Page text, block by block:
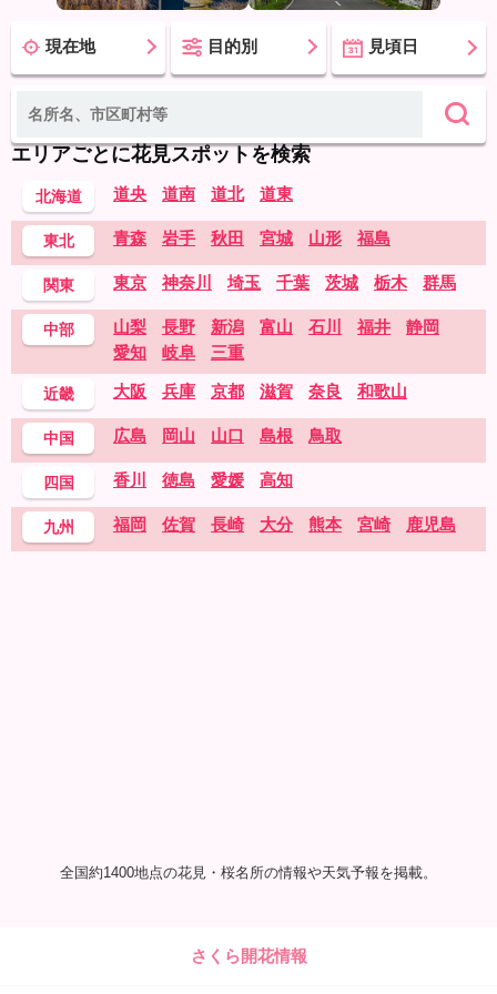
現在地 目的別 見頃日
エリアごとに花見スポットを検索
北海道 道央 道南 道北 道東
東北 青森 岩手 秋田 宮城 山形 福島
関東 東京 神奈川 埼玉 千葉 茨城 栃木 群馬
中部 山梨 長野 新潟 富山 石川 福井
静岡
愛知
岐阜 三重
近畿 大阪 兵庫 京都 滋賀 奈良 和歌山
中国 広島 岡山 山口 島根 鳥取
四国 香川 徳島 愛媛 高知
九州 福岡 佐賀 長崎 大分 熊本 宮崎 鹿児島
全国約1400地点の花見・桜名所の情報や天気予報を掲載。
さくら開花情報